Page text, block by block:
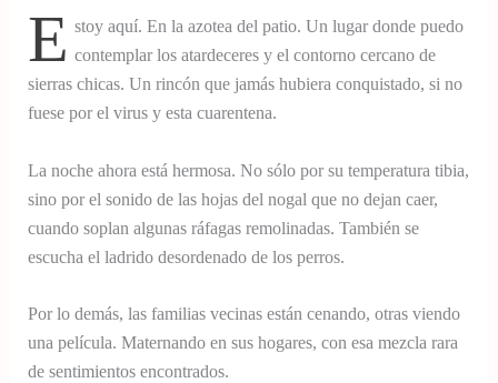
E stoy aquí. En la azotea del patio. Un lugar donde puedo
contemplar los atardeceres y el contorno cercano de
sierras chicas. Un rincón que jamás hubiera conquistado, si no
fuese por el virus y esta cuarentena.
La noche ahora está hermosa. No sólo por su temperatura tibia,
sino por el sonido de las hojas del nogal que no dejan caer,
cuando soplan algunas ráfagas remolinadas. También se
escucha el ladrido desordenado de los perros.
Por lo demás, las familias vecinas están cenando, otras viendo
una película. Maternando en sus hogares, con esa mezcla rara
de sentimientos encontrados.